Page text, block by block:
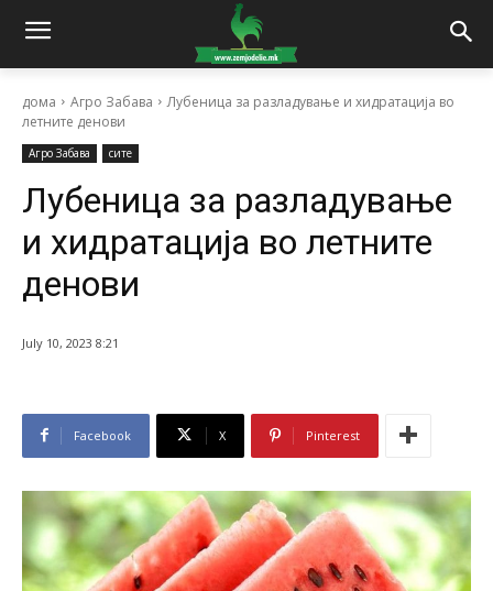
дома Агро Забава
Лубеница за разладување и хидратација во
летните денови
Агро Забава сите
Лубеница за разладување
и хидратација во летните
денови
July 10, 2023 8:21
Facebook X Pinterest